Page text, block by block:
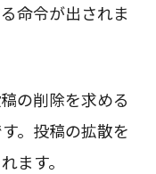
命令が出されま
の削除を求める
。投稿の拡散を
ます。